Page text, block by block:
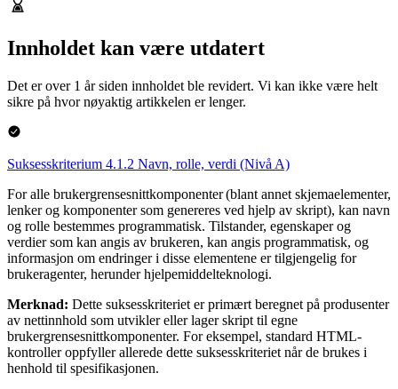
Innholdet kan være utdatert
Det er over 1 år siden innholdet ble revidert. Vi kan ikke være helt
sikre på hvor nøyaktig artikkelen er lenger.
Suksesskriterium 4.1.2 Navn, rolle, verdi (Nivå A)
For alle brukergrensesnittkomponenter (blant annet skjemaelementer,
lenker og komponenter som genereres ved hjelp av skript), kan navn
og rolle bestemmes programmatisk. Tilstander, egenskaper og
verdier som kan angis av brukeren, kan angis programmatisk, og
informasjon om endringer i disse elementene er tilgjengelig for
brukeragenter, herunder hjelpemiddelteknologi.
Merknad: Dette suksesskriteriet er primært beregnet på produsenter
av nettinnhold som utvikler eller lager skript til egne
brukergrensesnittkomponenter. For eksempel, standard HTML-
kontroller oppfyller allerede dette suksesskriteriet når de brukes i
henhold til spesifikasjonen.